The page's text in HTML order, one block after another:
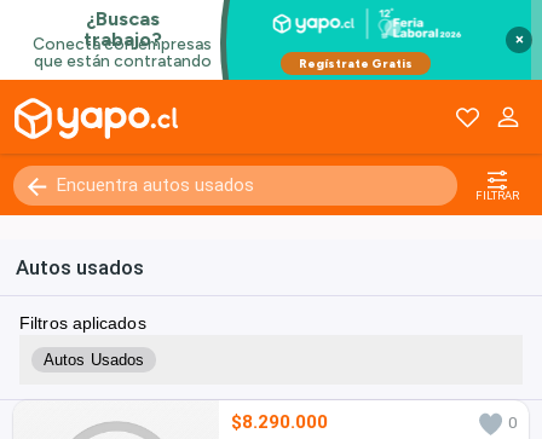
×
FILTRAR
Autos usados
Filtros aplicados
Autos Usados
$8.290.000
0